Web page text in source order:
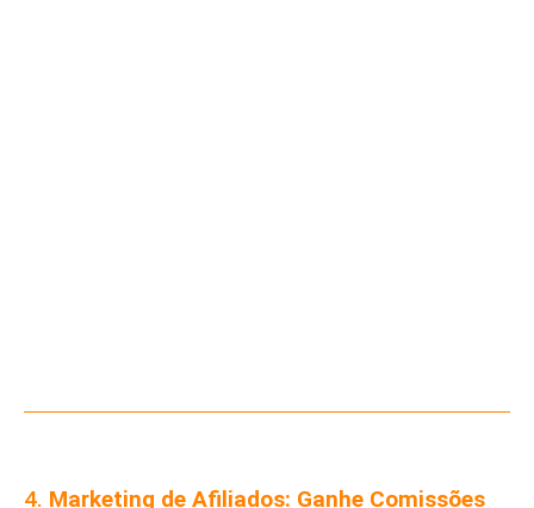
4. Marketing de Afiliados: Ganhe Comissões